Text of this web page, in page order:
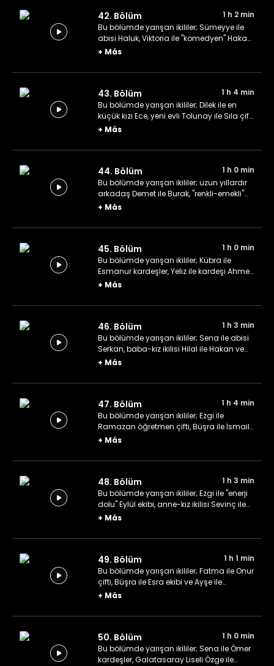
42. Bölüm
1 h 2 min
Bu bölümde yarışan ikililer; Sümeyye ile
abisi Haluk, Viktoria ile "komedyen" Hakan
ve abla-kardeş Gülşen ile Ayça.
+ Más
43. Bölüm
1 h 4 min
Bu bölümde yarışan ikililer; Dilek ile en
küçük kızı Ece, yeni evli Tolunay ile Sıla çifti
ve Merve ile ev arkadaşı Serra.
+ Más
44. Bölüm
1 h 0 min
Bu bölümde yarışan ikililer; uzun yıllardır
arkadaş Demet ile Burak, "renkli-emekli"
ekip Mine ile Neslihan ve evli Serkan ile
+ Más
45. Bölüm
1 h 0 min
Bu bölümde yarışan ikililer; Kübra ile
Esmanur kardeşler, Yeliz ile kardeşi Ahmet
Can ve yeni evli Cansu ile Seyyid çifti.
+ Más
46. Bölüm
1 h 3 min
Bu bölümde yarışan ikililer; Sena ile abisi
Serkan, baba-kız ikilisi Hilal ile Hakan ve
anne-kız ekibi Özge ile Emel.
+ Más
47. Bölüm
1 h 4 min
Bu bölümde yarışan ikililer; Ezgi ile
Ramazan öğretmen çifti, Büşra ile İsmail
mühendis çifti ve yeni evli Gülşah ile
+ Más
48. Bölüm
1 h 3 min
Bu bölümde yarışan ikililer; Ezgi ile "enerji
dolu" Eylül ekibi, anne-kız ikilisi Sevinç ile
Sergül ve yurttan oda arkadaşları İrem ile
+ Más
49. Bölüm
1 h 1 min
Bu bölümde yarışan ikililer; Fatma ile Onur
çifti, Büşra ile Esra ekibi ve Ayşe ile
Abdurrahman çifti.
+ Más
50. Bölüm
1 h 0 min
Bu bölümde yarışan ikililer; Sena ile Ömer
kardeşler, Galatasaray Liseli Özge ile